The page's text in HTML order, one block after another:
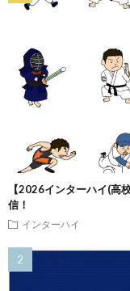
【2026インターハイ(高
信！
インターハイ